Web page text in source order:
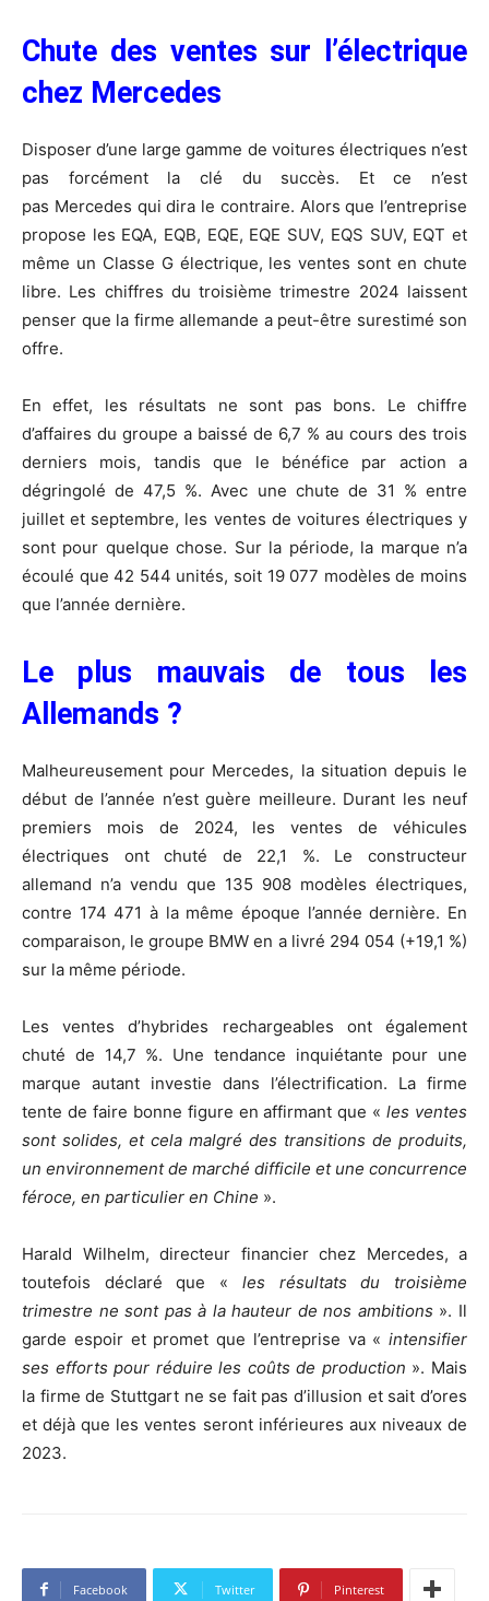
Chute des ventes sur l’électrique
chez Mercedes
Disposer d’une large gamme de voitures électriques n’est
pas forcément la clé du succès. Et ce n’est
pas Mercedes qui dira le contraire. Alors que l’entreprise
propose les EQA, EQB, EQE, EQE SUV, EQS SUV, EQT et
même un Classe G électrique, les ventes sont en chute
libre. Les chiffres du troisième trimestre 2024 laissent
penser que la firme allemande a peut-être surestimé son
offre.
En effet, les résultats ne sont pas bons. Le chiffre
d’affaires du groupe a baissé de 6,7 % au cours des trois
derniers mois, tandis que le bénéfice par action a
dégringolé de 47,5 %. Avec une chute de 31 % entre
juillet et septembre, les ventes de voitures électriques y
sont pour quelque chose. Sur la période, la marque n’a
écoulé que 42 544 unités, soit 19 077 modèles de moins
que l’année dernière.
Le plus mauvais de tous les
Allemands ?
Malheureusement pour Mercedes, la situation depuis le
début de l’année n’est guère meilleure. Durant les neuf
premiers mois de 2024, les ventes de véhicules
électriques ont chuté de 22,1 %. Le constructeur
allemand n’a vendu que 135 908 modèles électriques,
contre 174 471 à la même époque l’année dernière. En
comparaison, le groupe BMW en a livré 294 054 (+19,1 %)
sur la même période.
Les ventes d’hybrides rechargeables ont également
chuté de 14,7 %. Une tendance inquiétante pour une
marque autant investie dans l’électrification. La firme
tente de faire bonne figure en affirmant que « les ventes
sont solides, et cela malgré des transitions de produits,
un environnement de marché difficile et une concurrence
féroce, en particulier en Chine ».
Harald Wilhelm, directeur financier chez Mercedes, a
toutefois déclaré que « les résultats du troisième
trimestre ne sont pas à la hauteur de nos ambitions ». Il
garde espoir et promet que l’entreprise va « intensifier
ses efforts pour réduire les coûts de production ». Mais
la firme de Stuttgart ne se fait pas d’illusion et sait d’ores
et déjà que les ventes seront inférieures aux niveaux de
2023.
Facebook Twitter Pinterest